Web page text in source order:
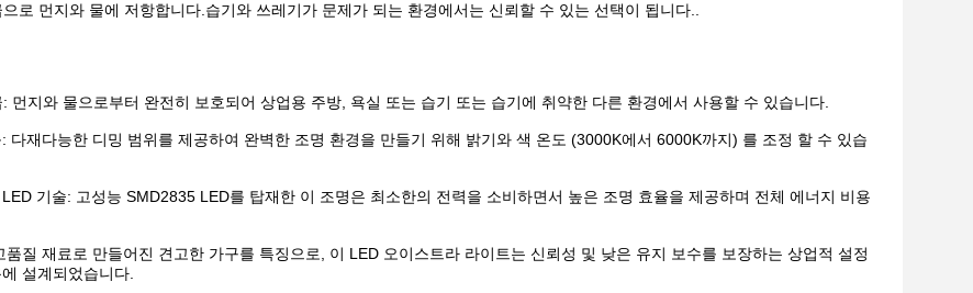
로 먼지와 물에 저항합니다.습기와 쓰레기가 문제가 되는 환경에서는 신뢰할 수 있는 선택이 됩니다..
먼지와 물으로부터 완전히 보호되어 상업용 주방, 욕실 또는 습기 또는 습기에 취약한 다른 환경에서 사용할 수 있습니다.
다재다능한 디밍 범위를 제공하여 완벽한 조명 환경을 만들기 위해 밝기와 색 온도 (3000K에서 6000K까지) 를 조정 할 수 있습
기술: 고성능 SMD2835 LED를 탑재한 이 조명은 최소한의 전력을 소비하면서 높은 조명 효율을 제공하며 전체 에너지 비용
품질 재료로 만들어진 견고한 가구를 특징으로, 이 LED 오이스트라 라이트는 신뢰성 및 낮은 유지 보수를 보장하는 상업적 설정
설계되었습니다.